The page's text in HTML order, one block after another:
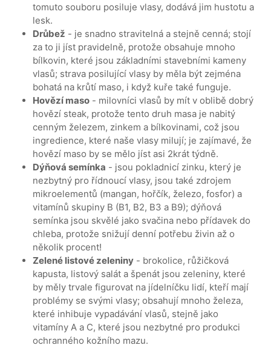
tomuto souboru posiluje vlasy, dodává jim hustotu a
lesk.
Drůbež - je snadno stravitelná a stejně cenná; stojí
za to ji jíst pravidelně, protože obsahuje mnoho
bílkovin, které jsou základními stavebními kameny
vlasů; strava posilující vlasy by měla být zejména
bohatá na krůtí maso, i když kuře také funguje.
Hovězí maso - milovníci vlasů by mít v oblibě dobrý
hovězí steak, protože tento druh masa je nabitý
cenným železem, zinkem a bílkovinami, což jsou
ingredience, které naše vlasy milují; je zajímavé, že
hovězí maso by se mělo jíst asi 2krát týdně.
Dýňová semínka - jsou pokladnicí zinku, který je
nezbytný pro řídnoucí vlasy, jsou také zdrojem
mikroelementů (mangan, hořčík, železo, fosfor) a
vitamínů skupiny B (B1, B2, B3 a B9); dýňová
semínka jsou skvělé jako svačina nebo přídavek do
chleba, protože snižují denní potřebu živin až o
několik procent!
Zelené listové zeleniny - brokolice, růžičková
kapusta, listový salát a špenát jsou zeleniny, které
by měly trvale figurovat na jídelníčku lidí, kteří mají
problémy se svými vlasy; obsahují mnoho železa,
které inhibuje vypadávání vlasů, stejně jako
vitamíny A a C, které jsou nezbytné pro produkci
ochranného kožního mazu.